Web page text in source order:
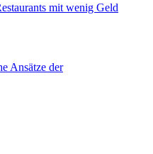
mit wenig Geld
Ansätze der